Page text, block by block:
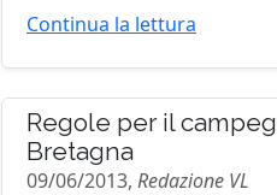
Continua la lettura
Regole per il
Bretagna
09/06/2013, Redazione VL